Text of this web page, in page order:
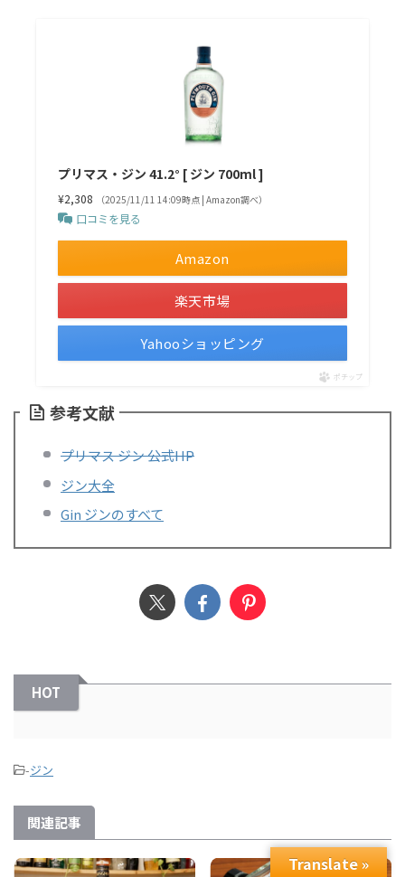
プリマス・ジン 41.2° [ ジン 700ml ]
¥2,308 （2025/11/11 14:09時点 | Amazon調べ）
口コミを見る
Amazon
楽天市場
Yahooショッピング
ポチップ
参考文献
プリマス ジン公式HP
ジン大全
Gin ジンのすべて
HOT
-ジン
関連記事
Translate »